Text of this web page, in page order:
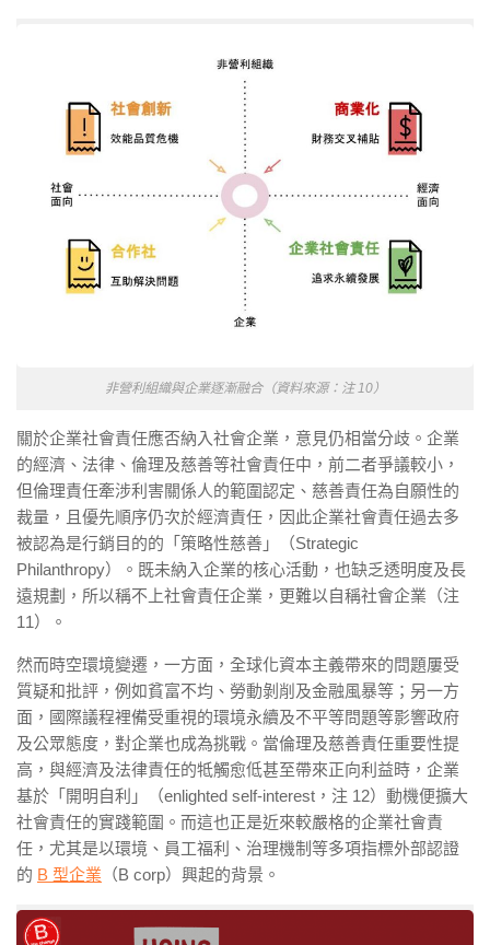
非營利組織與企業逐漸融合（資料來源：注 10）
關於企業社會責任應否納入社會企業，意見仍相當分歧。企業
的經濟、法律、倫理及慈善等社會責任中，前二者爭議較小，
但倫理責任牽涉利害關係人的範圍認定、慈善責任為自願性的
裁量，且優先順序仍次於經濟責任，因此企業社會責任過去多
被認為是行銷目的的「策略性慈善」（Strategic
Philanthropy）。既未納入企業的核心活動，也缺乏透明度及長
遠規劃，所以稱不上社會責任企業，更難以自稱社會企業（注
11）。
然而時空環境變遷，一方面，全球化資本主義帶來的問題屢受
質疑和批評，例如貧富不均、勞動剝削及金融風暴等；另一方
面，國際議程裡備受重視的環境永續及不平等問題等影響政府
及公眾態度，對企業也成為挑戰。當倫理及慈善責任重要性提
高，與經濟及法律責任的牴觸愈低甚至帶來正向利益時，企業
基於「開明自利」（enlighted self-interest，注 12）動機便擴大
社會責任的實踐範圍。而這也正是近來較嚴格的企業社會責
任，尤其是以環境、員工福利、治理機制等多項指標外部認證
的 B 型企業 （B corp）興起的背景。